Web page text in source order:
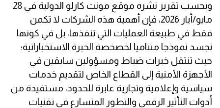
وبحسب تقرير نشره موقع مونت كارلو الدولية في 28
مايو/أيار 2026، فإن أهمية هذه الشركات لا تكمن
فقط في طبيعة العمليات التي تنفذها، بل في كونها
تجسد نموذجا متناميا لخصخصة الخبرة الاستخباراتية؛
حيث تنتقل خبرات ضباط ومسؤولين سابقين في
الأجهزة الأمنية إلى القطاع الخاص لتقديم خدمات
سياسية وإعلامية وتجارية عابرة للحدود، مستفيدة من
أدوات التأثير الرقمي والتطور المتسارع في تقنيات